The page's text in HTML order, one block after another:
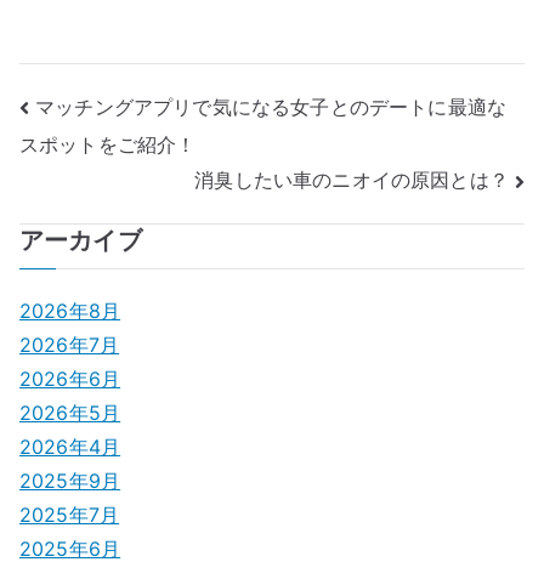
投
稿
ナ
ビ
ゲ
ー
シ
ョ
ン
マッチングアプリで気になる女子とのデートに最適な
スポットをご紹介！
消臭したい車のニオイの原因とは？
アーカイブ
2026年8月
2026年7月
2026年6月
2026年5月
2026年4月
2025年9月
2025年7月
2025年6月